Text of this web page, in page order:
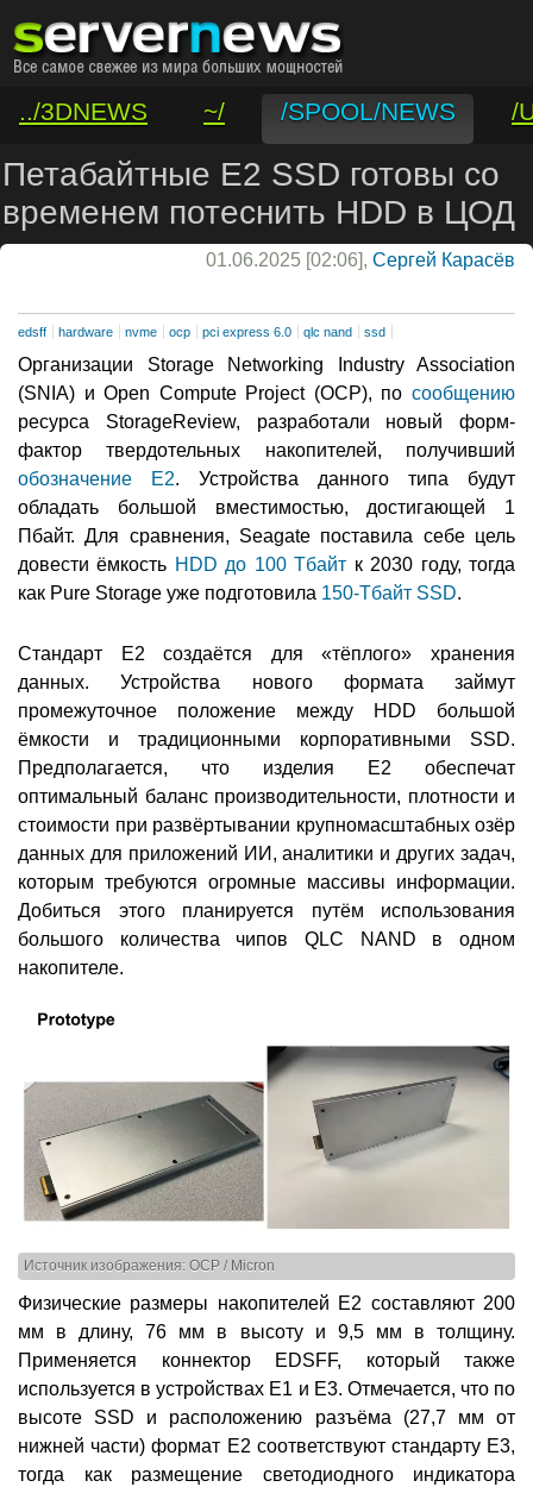
../3DNEWS ~/ /SPOOL/NEWS
/
/VAR/CONTACT
Петабайтные E2 SSD готовы со
временем потеснить HDD в ЦОД
01.06.2025 [02:06], Сергей Карасёв
edsff hardware nvme ocp pci express 6.0 qlc nand ssd
Организации Storage Networking Industry Association
(SNIA) и Open Compute Project (OCP), по сообщению
ресурса StorageReview, разработали новый форм-
фактор твердотельных накопителей, получивший
обозначение E2. Устройства данного типа будут
обладать большой вместимостью, достигающей 1
Пбайт. Для сравнения, Seagate поставила себе цель
довести ёмкость HDD до 100 Тбайт к 2030 году, тогда
как Pure Storage уже подготовила 150-Тбайт SSD.
Стандарт E2 создаётся для «тёплого» хранения
данных. Устройства нового формата займут
промежуточное положение между HDD большой
ёмкости и традиционными корпоративными SSD.
Предполагается, что изделия E2 обеспечат
оптимальный баланс производительности, плотности и
стоимости при развёртывании крупномасштабных озёр
данных для приложений ИИ, аналитики и других задач,
которым требуются огромные массивы информации.
Добиться этого планируется путём использования
большого количества чипов QLC NAND в одном
накопителе.
Источник изображения: OCP / Micron
Физические размеры накопителей E2 составляют 200
мм в длину, 76 мм в высоту и 9,5 мм в толщину.
Применяется коннектор EDSFF, который также
используется в устройствах E1 и E3. Отмечается, что по
высоте SSD и расположению разъёма (27,7 мм от
нижней части) формат E2 соответствуют стандарту E3,
тогда как размещение светодиодного индикатора